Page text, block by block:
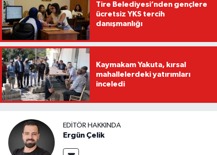
Tire Belediyesi’nden gençlere
ücretsiz YKS tercih
danışmanlığı
Kaymakam Yakuta, kırsal
mahallelerdeki yatırımları
inceledi
EDITÖR HAKKINDA
Ergün Çelik